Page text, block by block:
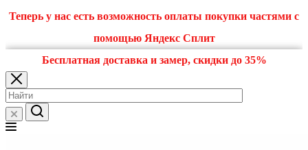
Теперь у нас есть возможность оплаты покупки частями с
помощью Яндекс Сплит
Бесплатная доставка и замер, скидки до 35%